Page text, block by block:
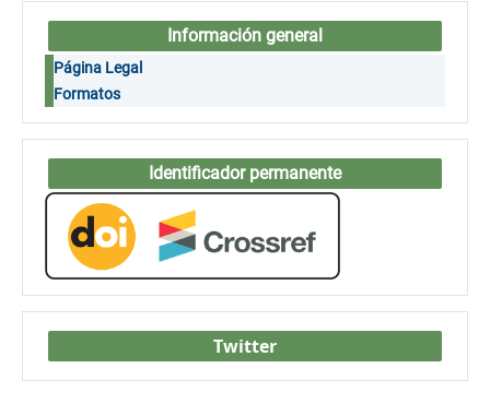
Información general
Página Legal
Formatos
Identificador permanente
Twitter